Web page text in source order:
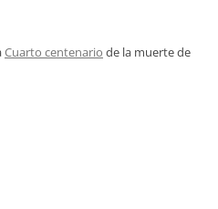
Cuarto centenario de la muerte de